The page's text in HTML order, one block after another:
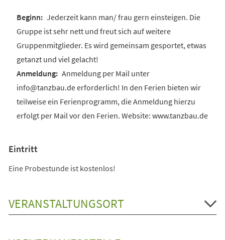
Jederzeit kann man/ frau gern einsteigen. Die
Gruppe ist sehr nett und freut sich auf weitere
Gruppenmitglieder. Es wird gemeinsam gesportet, etwas
getanzt und viel gelacht!
Anmeldung per Mail unter
info@tanzbau.de erforderlich! In den Ferien bieten wir
teilweise ein Ferienprogramm, die Anmeldung hierzu
erfolgt per Mail vor den Ferien. Website: www.tanzbau.de
Eintritt
Eine Probestunde ist kostenlos!
VERANSTALTUNGSORT